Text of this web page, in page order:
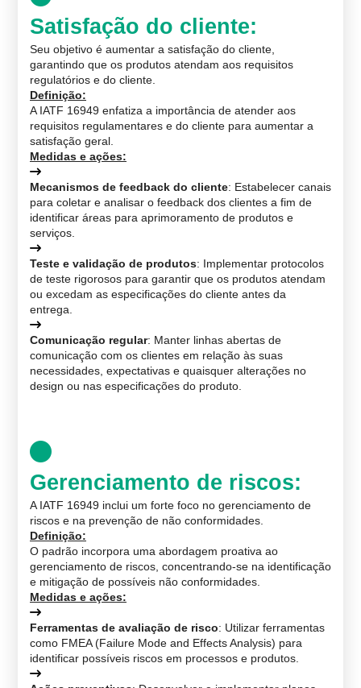
Satisfação do cliente:
Seu objetivo é aumentar a satisfação do cliente,
garantindo que os produtos atendam aos requisitos
regulatórios e do cliente.
Definição:
A IATF 16949 enfatiza a importância de atender aos
requisitos regulamentares e do cliente para aumentar a
satisfação geral.
Medidas e ações:
Mecanismos de feedback do cliente: Estabelecer canais
para coletar e analisar o feedback dos clientes a fim de
identificar áreas para aprimoramento de produtos e
serviços.
Teste e validação de produtos: Implementar protocolos
de teste rigorosos para garantir que os produtos atendam
ou excedam as especificações do cliente antes da
entrega.
Comunicação regular: Manter linhas abertas de
comunicação com os clientes em relação às suas
necessidades, expectativas e quaisquer alterações no
design ou nas especificações do produto.
Gerenciamento de riscos:
A IATF 16949 inclui um forte foco no gerenciamento de
riscos e na prevenção de não conformidades.
Definição:
O padrão incorpora uma abordagem proativa ao
gerenciamento de riscos, concentrando-se na identificação
e mitigação de possíveis não conformidades.
Medidas e ações:
Ferramentas de avaliação de risco: Utilizar ferramentas
como FMEA (Failure Mode and Effects Analysis) para
identificar possíveis riscos em processos e produtos.